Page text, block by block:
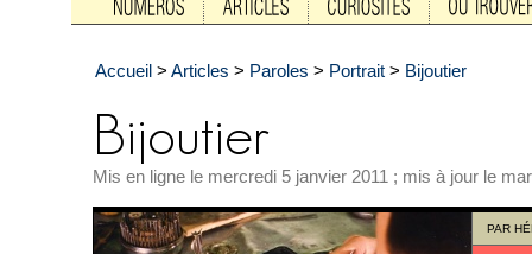
Accueil > Articles > Paroles > Portrait > Bijoutier
Mis en ligne le mercredi 5 janvier 2011 ; mis à jour le
PAR